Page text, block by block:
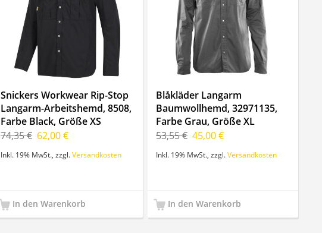
Snickers Workwear Rip-Stop
Langarm-Arbeitshemd, 8508,
Farbe Black, Größe XS
74,35 € 62,00 €
Inkl. 19% MwSt. zzgl. Versandkosten
In den Warenkorb
Blåkläder Langarm
Baumwollhemd, 32971135,
Farbe Grau, Größe XL
53,55 € 45,00 €
Inkl. 19% MwSt. zzgl. Versandkosten
In den Warenkorb